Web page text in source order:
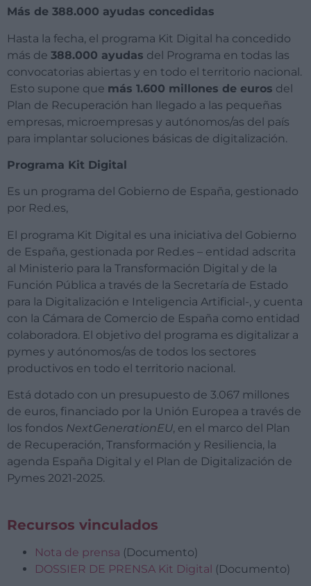
Más de 388.000 ayudas concedidas
Hasta la fecha, el programa Kit Digital ha concedido
más de 388.000 ayudas del Programa en todas las
convocatorias abiertas y en todo el territorio nacional.
Esto supone que más 1.600 millones de euros del
Plan de Recuperación han llegado a las pequeñas
empresas, microempresas y autónomos/as del país
para implantar soluciones básicas de digitalización.
Programa Kit Digital
Es un programa del Gobierno de España, gestionado
por Red.es,
El programa Kit Digital es una iniciativa del Gobierno
de España, gestionada por Red.es – entidad adscrita
al Ministerio para la Transformación Digital y de la
Función Pública a través de la Secretaría de Estado
para la Digitalización e Inteligencia Artificial-, y cuenta
con la Cámara de Comercio de España como entidad
colaboradora. El objetivo del programa es digitalizar a
pymes y autónomos/as de todos los sectores
productivos en todo el territorio nacional.
Está dotado con un presupuesto de 3.067 millones
de euros, financiado por la Unión Europea a través de
los fondos NextGenerationEU, en el marco del Plan
de Recuperación, Transformación y Resiliencia, la
agenda España Digital y el Plan de Digitalización de
Pymes 2021-2025.
Recursos vinculados
Nota de prensa (Documento)
DOSSIER DE PRENSA Kit Digital (Documento)